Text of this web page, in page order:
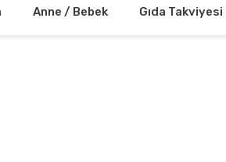
Anne / Bebek Gıda Takviyesi